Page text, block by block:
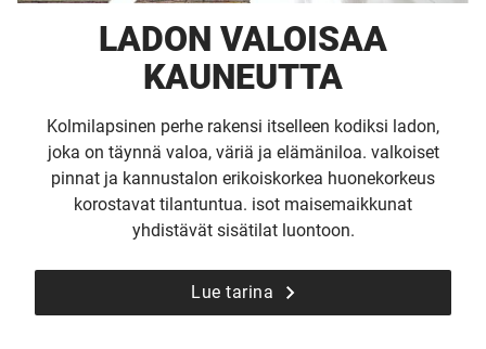
LADON VALOISAA
KAUNEUTTA
Kolmilapsinen perhe rakensi itselleen kodiksi ladon,
joka on täynnä valoa, väriä ja elämäniloa. valkoiset
pinnat ja kannustalon erikoiskorkea huonekorkeus
korostavat tilantuntua. isot maisemaikkunat
yhdistävät sisätilat luontoon.
Lue tarina
JULKAISTU
Upea yli 200-sivuinen talokirja!
Tilaa esite